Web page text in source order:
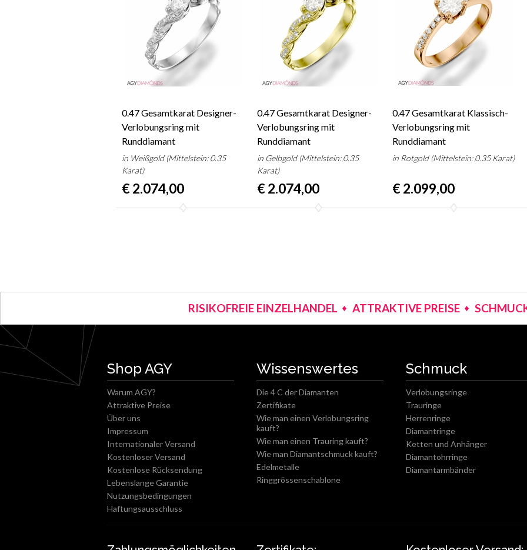
0.47 Gesamtkarat Designer-
Verlobungsring mit
Runddiamant
in Weißgold (Mittelstein: 0.35
Karat)
€ 2.074,00
0.47 Gesamtkarat Designer-
Verlobungsring mit
Runddiamant
in Gelbgold (Mittelstein: 0.35
Karat)
€ 2.074,00
0.47 Gesamtkarat Klassisch-
Verlobungsring mit
Runddiamant
in Rotgold (Mittelstein: 0.35 Karat)
€ 2.099,00
RISIKOFREIE EINZELHANDEL ATTRAKTIVE PREISE
Shop AGY
Warum AGY?
Attraktive Preise
Über uns
Impressum
Internationaler Versand
Kostenloser Versand
Kostenlose Rücksendung
Lebenslange Garantie
Nutzungsbedingungen
Haftungsausschluss
Wissenswertes
Die 4 C der Diamanten
Zertifikate
Wie man einen Verlobungsring
kauft?
Wie man einen Trauring kauft?
Wie man Diamantschmuck kauft?
Edelmetalle
Ringgrössenschablone
Schmuck
Verlobungsringe
Trauringe
Herrenringe
Diamantringe
Ketten und Anhänger
Diamantohrringe
Diamantarmbänder